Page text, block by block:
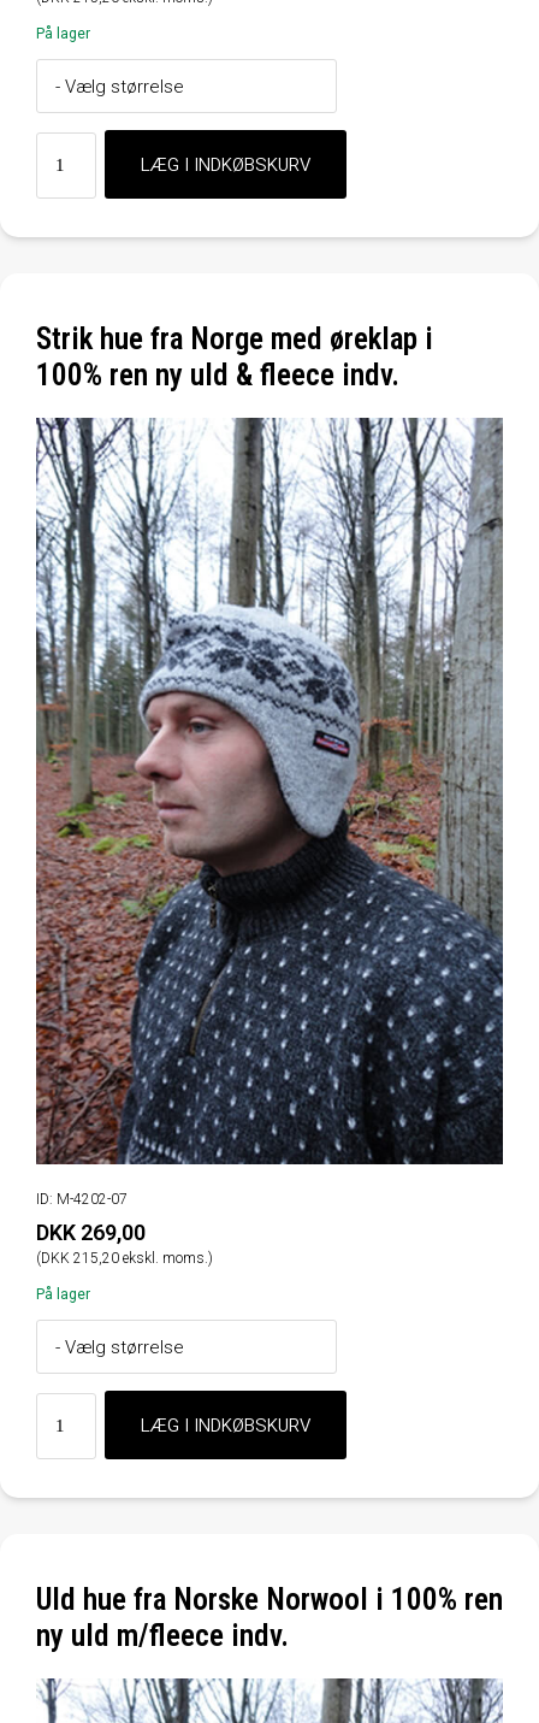
På lager
Strik hue fra Norge med øreklap i
100% ren ny uld & fleece indv.
ID: M-4202-07
DKK 269,00
(DKK 215,20 ekskl. moms.)
På lager
Uld hue fra Norske Norwool i 100% ren
ny uld m/fleece indv.